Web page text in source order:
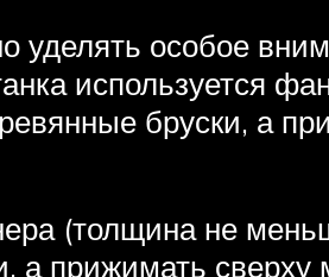
особое
используется
бруски, а
(толщина не
прижимать сверху